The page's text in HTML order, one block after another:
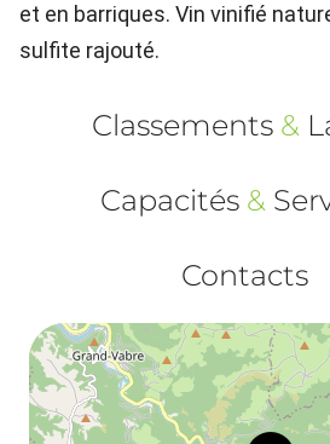
et en barriques. Vin vinifié
sulfite rajouté.
Classements &
Capacités &
Contacts